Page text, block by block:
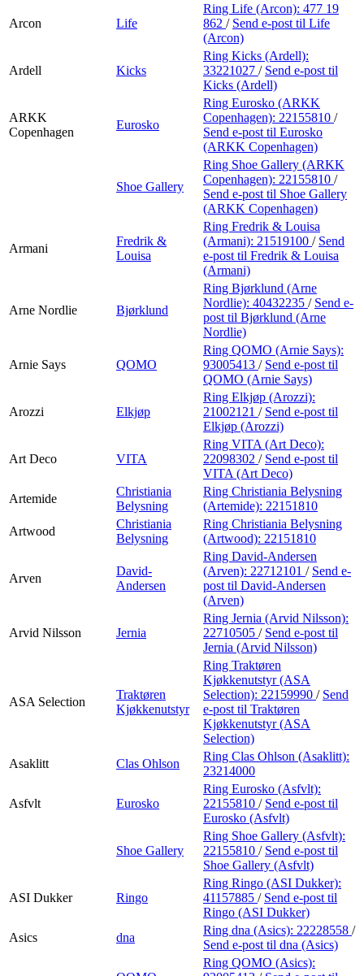
Arcon Life
Ring Life (Arcon): 477 19
862 / Send e-post til Life
(Arcon)
Ardell Kicks
Ring Kicks (Ardell):
33221027 / Send e-post til
Kicks (Ardell)
ARKK
Copenhagen
Eurosko
Ring Eurosko (ARKK
Copenhagen): 22155810 /
Send e-post til Eurosko
(ARKK Copenhagen)
Shoe Gallery
Ring Shoe Gallery (ARKK
Copenhagen): 22155810 /
Send e-post til Shoe Gallery
(ARKK Copenhagen)
Armani
Fredrik &
Louisa
Ring Fredrik & Louisa
(Armani): 21519100 / Send
e-post til Fredrik & Louisa
(Armani)
Arne Nordlie Bjørklund
Ring Bjørklund (Arne
Nordlie): 40432235 / Send e-
post til Bjørklund (Arne
Nordlie)
Arnie Says QOMO
Ring QOMO (Arnie Says):
93005413 / Send e-post til
QOMO (Arnie Says)
Arozzi Elkjøp
Ring Elkjøp (Arozzi):
21002121 / Send e-post til
Elkjøp (Arozzi)
Art Deco VITA
Ring VITA (Art Deco):
22098302 / Send e-post til
VITA (Art Deco)
Artemide
Christiania
Belysning
Ring Christiania Belysning
(Artemide): 22151810
Artwood
Christiania
Belysning
Ring Christiania Belysning
(Artwood): 22151810
Arven
David-
Andersen
Ring David-Andersen
(Arven): 22712101 / Send e-
post til David-Andersen
(Arven)
Arvid Nilsson Jernia
Ring Jernia (Arvid Nilsson):
22710505 / Send e-post til
Jernia (Arvid Nilsson)
ASA Selection
Traktøren
Kjøkkenutstyr
Ring Traktøren
Kjøkkenutstyr (ASA
Selection): 22159990 / Send
e-post til Traktøren
Kjøkkenutstyr (ASA
Selection)
Asaklitt
Clas Ohlson
Ring Clas Ohlson (Asaklitt):
23214000
Asfvlt Eurosko
Ring Eurosko (Asfvlt):
22155810 / Send e-post til
Eurosko (Asfvlt)
Shoe Gallery
Ring Shoe Gallery (Asfvlt):
22155810 / Send e-post til
Shoe Gallery (Asfvlt)
ASI Dukker Ringo
Ring Ringo (ASI Dukker):
41157885 / Send e-post til
Ringo (ASI Dukker)
Asics
dna
Ring dna (Asics): 22228558 /
Send e-post til dna (Asics)
Ring QOMO (Asics):